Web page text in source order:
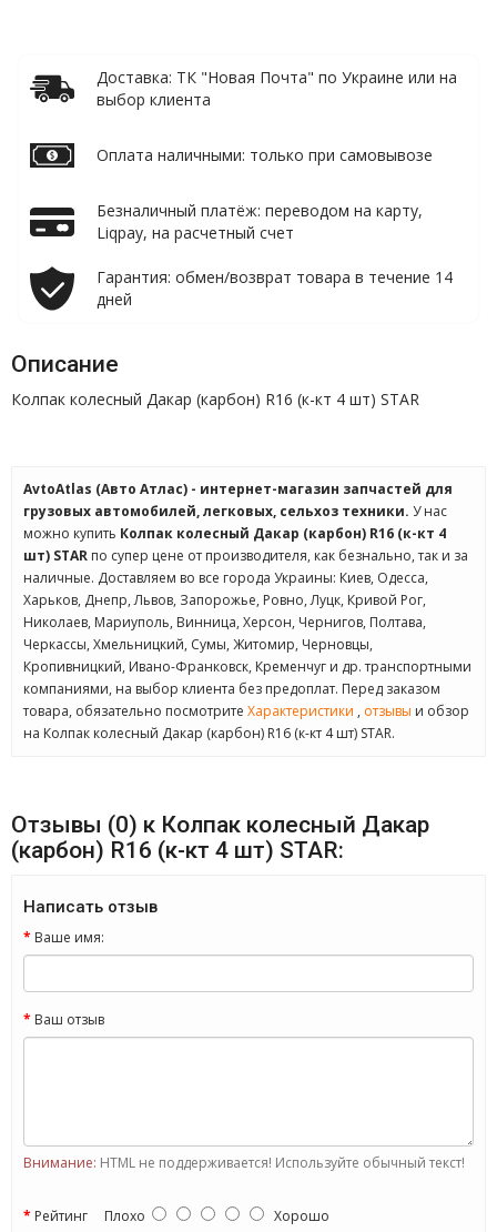
Доставка: ТК "Новая Почта" по Украине или на
выбор клиента
Оплата наличными: только при самовывозе
Безналичный платёж: переводом на карту,
Liqpay, на расчетный счет
Гарантия: обмен/возврат товара в течение 14
дней
Описание
Колпак колесный Дакар (карбон) R16 (к-кт 4 шт) STAR
AvtoAtlas (Авто Атлас) - интернет-магазин запчастей для
грузовых автомобилей, легковых, сельхоз техники. У нас
можно купить Колпак колесный Дакар (карбон) R16 (к-кт 4
шт) STAR по супер цене от производителя, как безнально, так и за
наличные. Доставляем во все города Украины: Киев, Одесса,
Харьков, Днепр, Львов, Запорожье, Ровно, Луцк, Кривой Рог,
Николаев, Мариуполь, Винница, Херсон, Чернигов, Полтава,
Черкассы, Хмельницкий, Сумы, Житомир, Черновцы,
Кропивницкий, Ивано-Франковск, Кременчуг и др. транспортными
компаниями, на выбор клиента без предоплат. Перед заказом
товара, обязательно посмотрите Характеристики , отзывы и обзор
на Колпак колесный Дакар (карбон) R16 (к-кт 4 шт) STAR.
Отзывы (0) к Колпак колесный Дакар
(карбон) R16 (к-кт 4 шт) STAR:
Написать отзыв
Ваше имя:
Ваш отзыв
Внимание: HTML не поддерживается! Используйте обычный текст!
Рейтинг Плохо Хорошо